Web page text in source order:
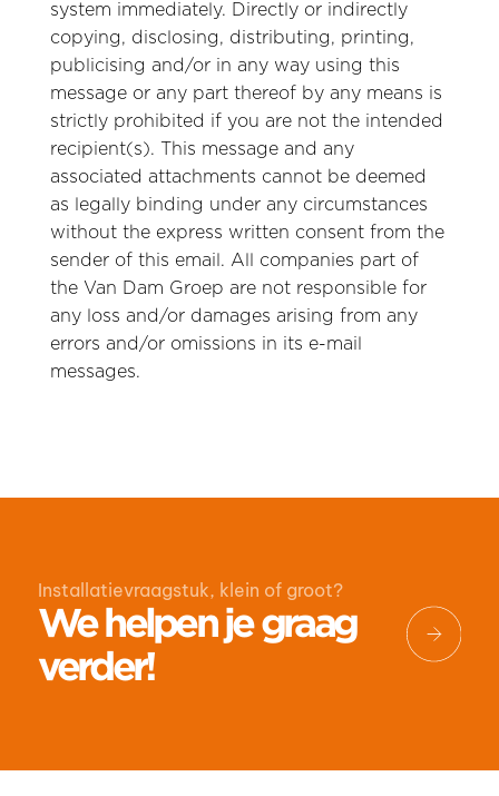
system immediately. Directly or indirectly
copying, disclosing, distributing, printing,
publicising and/or in any way using this
message or any part thereof by any means is
strictly prohibited if you are not the intended
recipient(s). This message and any
associated attachments cannot be deemed
as legally binding under any circumstances
without the express written consent from the
sender of this email. All companies part of
the Van Dam Groep are not responsible for
any loss and/or damages arising from any
errors and/or omissions in its e-mail
messages.
Installatievraagstuk, klein of groot?
We helpen je graag
verder!